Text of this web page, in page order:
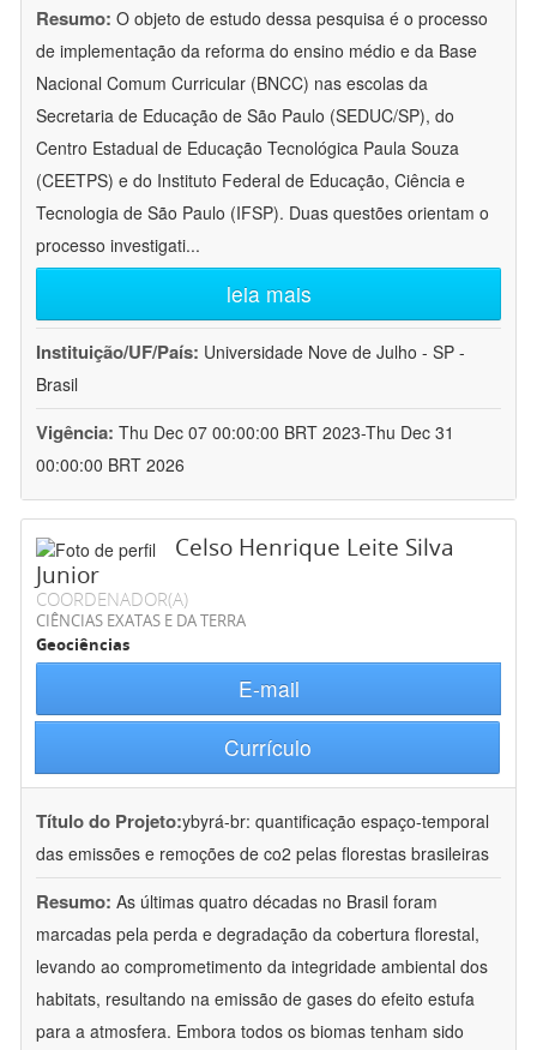
Resumo: O objeto de estudo dessa pesquisa é o processo
de implementação da reforma do ensino médio e da Base
Nacional Comum Curricular (BNCC) nas escolas da
Secretaria de Educação de São Paulo (SEDUC/SP), do
Centro Estadual de Educação Tecnológica Paula Souza
(CEETPS) e do Instituto Federal de Educação, Ciência e
Tecnologia de São Paulo (IFSP). Duas questões orientam o
processo investigati...
leia mais
Instituição/UF/País: Universidade Nove de Julho - SP -
Brasil
Vigência: Thu Dec 07 00:00:00 BRT 2023-Thu Dec 31
00:00:00 BRT 2026
Celso Henrique Leite Silva
Junior
COORDENADOR(A)
CIÊNCIAS EXATAS E DA TERRA
Geociências
E-mail
Currículo
Título do Projeto:ybyrá-br: quantificação espaço-temporal
das emissões e remoções de co2 pelas florestas brasileiras
Resumo: As últimas quatro décadas no Brasil foram
marcadas pela perda e degradação da cobertura florestal,
levando ao comprometimento da integridade ambiental dos
habitats, resultando na emissão de gases do efeito estufa
para a atmosfera. Embora todos os biomas tenham sido